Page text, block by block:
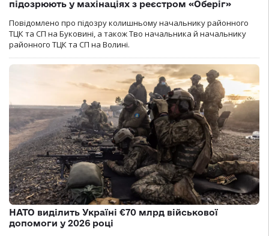
підозрюють у махінаціях з реєстром «Оберіг»
Повідомлено про підозру колишньому начальнику районного
ТЦК та СП на Буковині, а також Тво начальника й начальнику
районного ТЦК та СП на Волині.
НАТО виділить Україні €70 млрд військової
допомоги у 2026 році